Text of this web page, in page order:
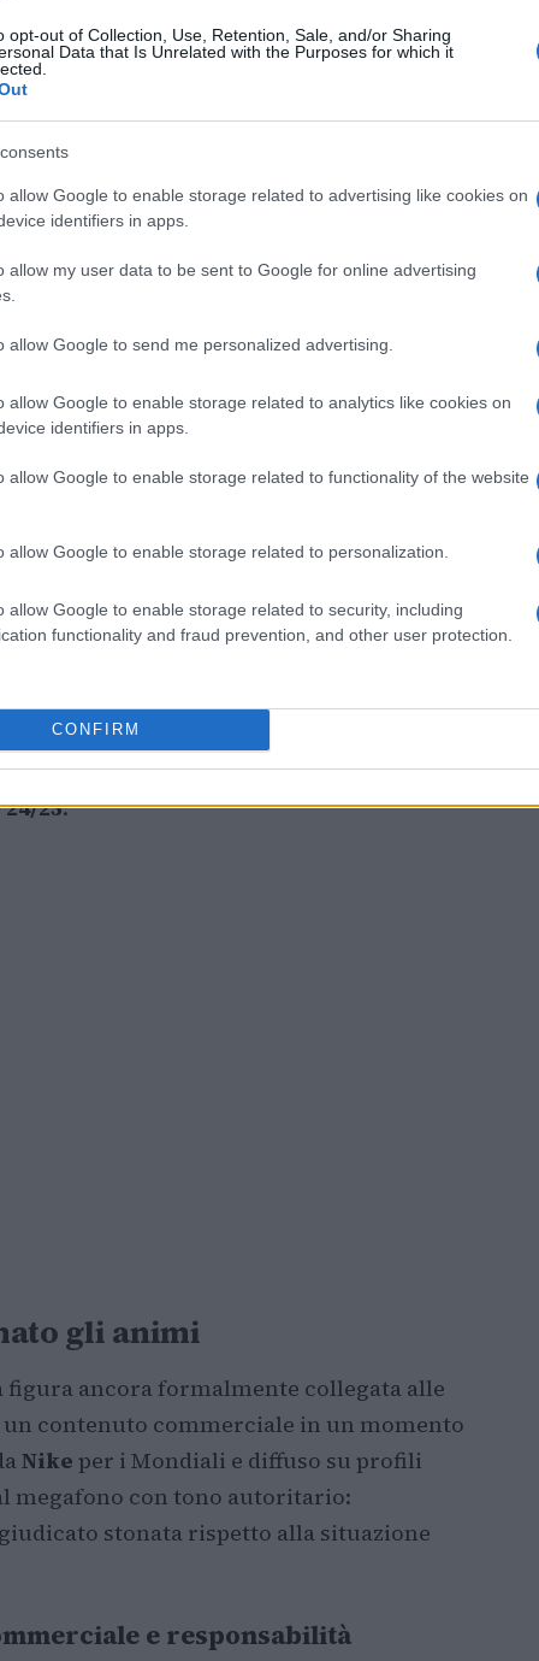
opt-out of Collection, Use, Retention, Sale, and/or Sharing
Data that Is Unrelated with the Purposes for which it
allow Google to enable storage related to advertising like cookies on
identifiers in apps.
allow my user data to be sent to Google for online advertising
allow Google to send me personalized advertising.
allow Google to enable storage related to analytics like cookies on
identifiers in apps.
allow Google to enable storage related to functionality of the website
allow Google to enable storage related to personalization.
allow Google to enable storage related to security, including
functionality and fraud prevention, and other user protection.
CONFIRM
sotto il post sono comparsi
Milano soprattutto nella
che i tifosi ritengono responsabili della
stagione difficile: la squadra e la
e propria rivoluzione interna e, a più di
tecnici e dirigenti, il club non ha ancora
l’immagine pubblica di figure come
un bersaglio facile.
dello stadioGiuseppe Meazzariportano
dei tifosi è finito anche
il progettoMilan Futurosia
25.
gli animi
ancora formalmente collegata alle
contenuto commerciale in un momento
Nike per i Mondiali e diffuso su profili
megafono con tono autoritario:
stonata rispetto alla situazione
e responsabilità